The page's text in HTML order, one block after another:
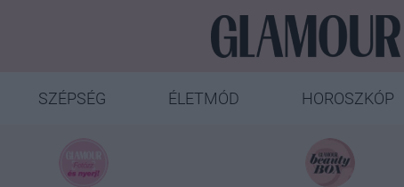
SZÉPSÉG ÉLETMÓD HOROSZKÓP